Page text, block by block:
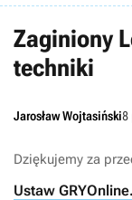
Zaginiony
techniki
Jarosław Wojtasiński8
Dziękujemy za
Ustaw